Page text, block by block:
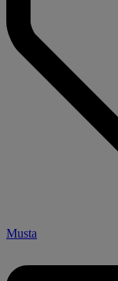
Musta